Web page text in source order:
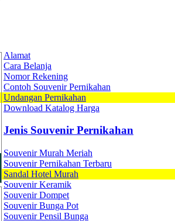
Alamat
Cara Belanja
Nomor Rekening
Contoh Souvenir Pernikahan
Undangan Pernikahan
Download Katalog Harga
Jenis Souvenir Pernikahan
Souvenir Murah Meriah
Souvenir Pernikahan Terbaru
Sandal Hotel Murah
Souvenir Keramik
Souvenir Dompet
Souvenir Bunga Pot
Souvenir Pensil Bunga